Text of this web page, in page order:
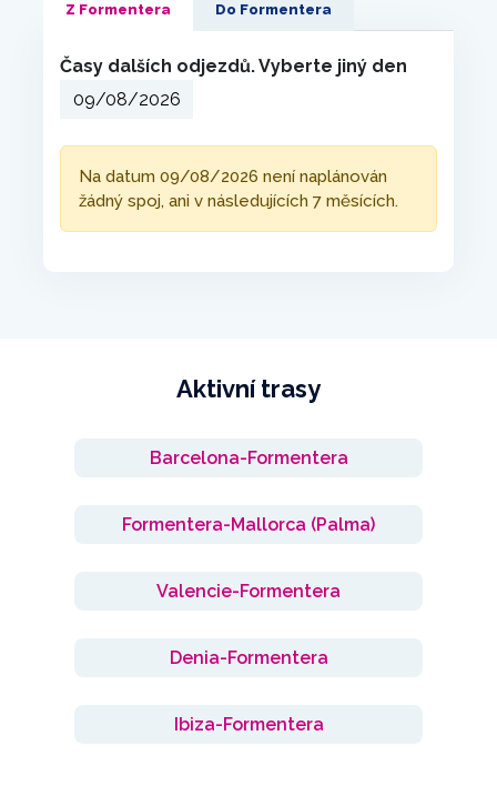
Z Formentera Do Formentera
Časy dalších odjezdů. Vyberte jiný den
Na datum 09/08/2026 není naplánován
žádný spoj, ani v následujících 7 měsících.
Aktivní trasy
Barcelona-Formentera
Formentera-Mallorca (Palma)
Valencie-Formentera
Denia-Formentera
Ibiza-Formentera